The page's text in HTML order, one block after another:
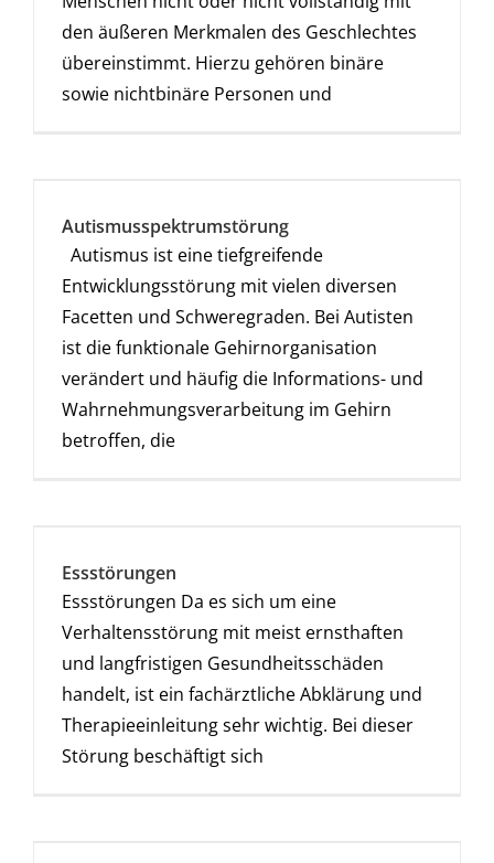
den äußeren Merkmalen des Geschlechtes
übereinstimmt. Hierzu gehören binäre
sowie nichtbinäre Personen und
Autismusspektrumstörung
Autismus ist eine tiefgreifende
Entwicklungsstörung mit vielen diversen
Facetten und Schweregraden. Bei Autisten
ist die funktionale Gehirnorganisation
verändert und häufig die Informations- und
Wahrnehmungsverarbeitung im Gehirn
betroffen, die
Essstörungen
Essstörungen Da es sich um eine
Verhaltensstörung mit meist ernsthaften
und langfristigen Gesundheitsschäden
handelt, ist ein fachärztliche Abklärung und
Therapieeinleitung sehr wichtig. Bei dieser
Störung beschäftigt sich